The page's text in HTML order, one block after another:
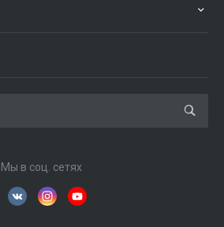
Мы в соц. сетях